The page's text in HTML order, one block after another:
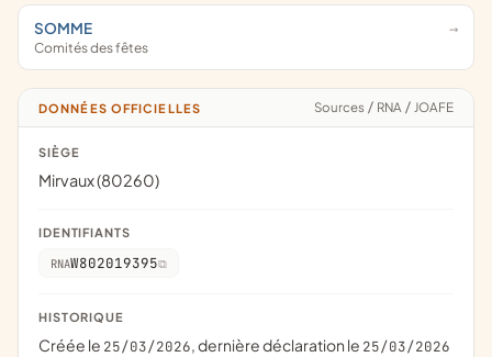
SOMME
Comités des fêtes
DONNÉES OFFICIELLES Sources / RNA / JOAFE
SIÈGE
Mirvaux (80260)
IDENTIFIANTS
RNAW802019395
HISTORIQUE
Créée le 25/03/2026, dernière déclaration le 25/03/2026